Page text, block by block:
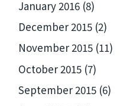
January 2016(8)
December 2015(2)
November 2015(11)
October 2015(7)
September 2015(6)